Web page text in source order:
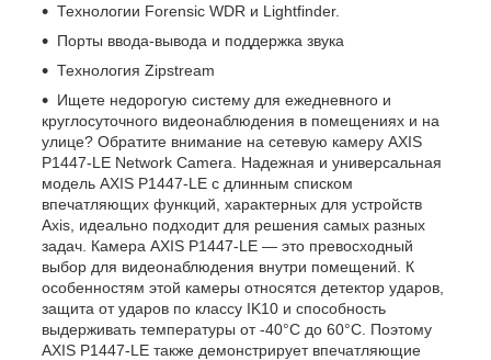
Технологии Forensic WDR и Lightfinder.
Порты ввода-вывода и поддержка звука
Технология Zipstream
Ищете недорогую систему для ежедневного и
круглосуточного видеонаблюдения в помещениях и на
улице? Обратите внимание на сетевую камеру AXIS
P1447-LE Network Camera. Надежная и универсальная
модель AXIS P1447-LE с длинным списком
впечатляющих функций, характерных для устройств
Axis, идеально подходит для решения самых разных
задач. Камера AXIS P1447-LE — это превосходный
выбор для видеонаблюдения внутри помещений. К
особенностям этой камеры относятся детектор ударов,
защита от ударов по классу IK10 и способность
выдерживать температуры от -40°C до 60°C. Поэтому
AXIS P1447-LE также демонстрирует впечатляющие